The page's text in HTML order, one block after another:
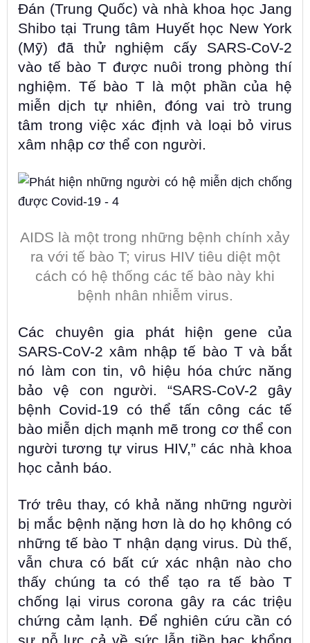
Đán (Trung Quốc) và nhà khoa học Jang
Shibo tại Trung tâm Huyết học New York
(Mỹ) đã thử nghiệm cấy SARS-CoV-2
vào tế bào T được nuôi trong phòng thí
nghiệm. Tế bào T là một phần của hệ
miễn dịch tự nhiên, đóng vai trò trung
tâm trong việc xác định và loại bỏ virus
xâm nhập cơ thể con người.
AIDS là một trong những bệnh chính xảy
ra với tế bào T; virus HIV tiêu diệt một
cách có hệ thống các tế bào này khi
bệnh nhân nhiễm virus.
Các chuyên gia phát hiện gene của
SARS-CoV-2 xâm nhập tế bào T và bắt
nó làm con tin, vô hiệu hóa chức năng
bảo vệ con người. “SARS-CoV-2 gây
bệnh Covid-19 có thể tấn công các tế
bào miễn dịch mạnh mẽ trong cơ thể con
người tương tự virus HIV,” các nhà khoa
học cảnh báo.
Trớ trêu thay, có khả năng những người
bị mắc bệnh nặng hơn là do họ không có
những tế bào T nhận dạng virus. Dù thế,
vẫn chưa có bất cứ xác nhận nào cho
thấy chúng ta có thể tạo ra tế bào T
chống lại virus corona gây ra các triệu
chứng cảm lạnh. Để nghiên cứu cần có